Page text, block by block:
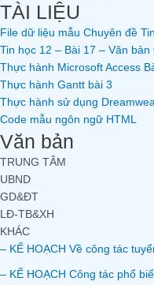
TÀI LIỆU
File dữ liệu mẫu Chuyên đề
Tin học 12 – Bài 17 – Văn bản
Thực hành Microsoft Access
Thực hành Gantt bài 3
Thực hành sử dụng
Code mẫu ngôn ngữ HTML
Văn bản
TRUNG TÂM
UBND
GD&ĐT
LĐ-TB&XH
KHÁC
– KẾ HOẠCH Về công tác
– KẾ HOẠCH Công tác phổ